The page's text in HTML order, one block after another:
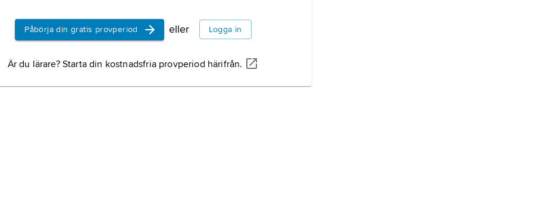
Påbörja din gratis provperiod eller Logga in
Är du lärare? Starta din kostnadsfria provperiod härifrån.